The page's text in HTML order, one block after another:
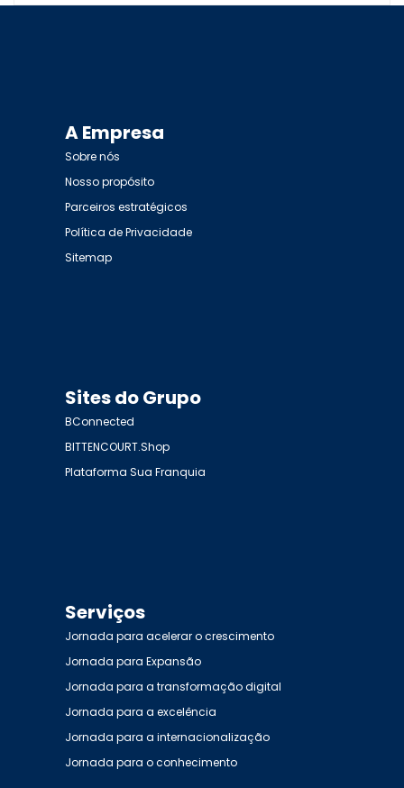
A Empresa
Sobre nós
Nosso propósito
Parceiros estratégicos
Política de Privacidade
Sitemap
Sites do Grupo
BConnected
BITTENCOURT.Shop
Plataforma Sua Franquia
Serviços
Jornada para acelerar o crescimento
Jornada para Expansão
Jornada para a transformação digital
Jornada para a excelência
Jornada para a internacionalização
Jornada para o conhecimento